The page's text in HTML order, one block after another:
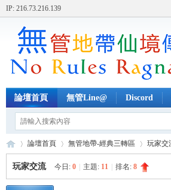
IP: 216.73.216.139
論壇首頁 無管Line@ Discord
論壇首頁 無管地帶-經典三轉區 玩家交
玩家交流 今日: 0 主題: 11 排名: 8